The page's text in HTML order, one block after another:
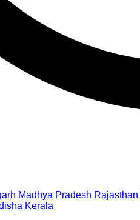
Madhya Pradesh Rajasthan
Kerala